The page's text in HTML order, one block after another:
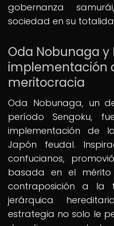
gobernanza
sociedad en su
Oda Nobunaga y
implementación
meritocracia
Oda Nobunaga, un
período Sengoku,
implementación de
Japón feudal.
confucianos,
basada en el
contraposición a la
jerárquica
estrategia no solo le